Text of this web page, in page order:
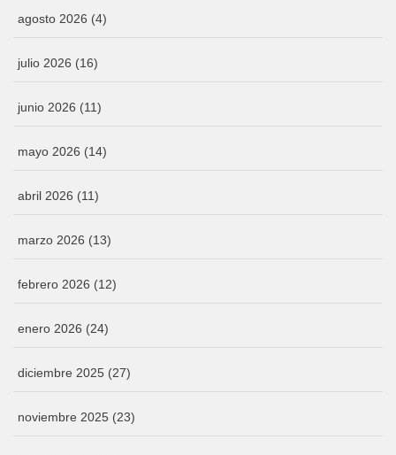
agosto 2026 (4)
julio 2026 (16)
junio 2026 (11)
mayo 2026 (14)
abril 2026 (11)
marzo 2026 (13)
febrero 2026 (12)
enero 2026 (24)
diciembre 2025 (27)
noviembre 2025 (23)